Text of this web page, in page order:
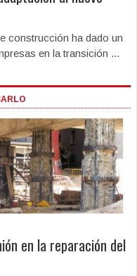
construcción ha dado un
en la transición ...
en la reparación del